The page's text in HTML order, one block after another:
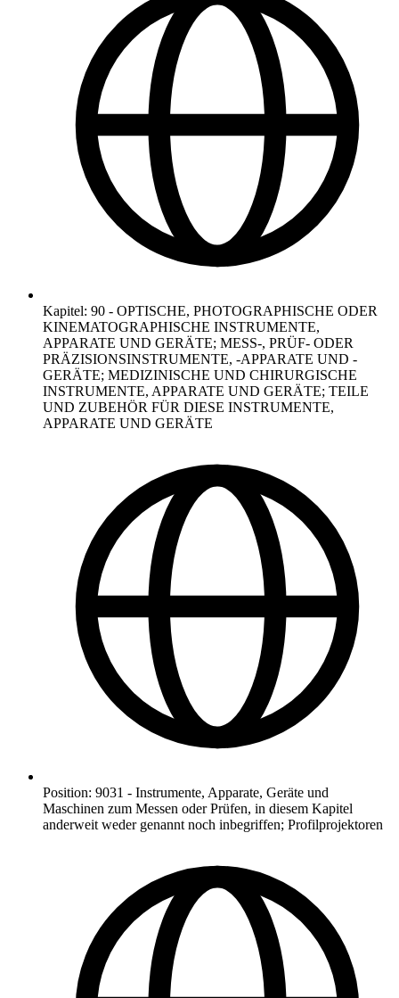
Kapitel: 90 - OPTISCHE, PHOTOGRAPHISCHE ODER
KINEMATOGRAPHISCHE INSTRUMENTE,
APPARATE UND GERÄTE; MESS-, PRÜF- ODER
PRÄZISIONSINSTRUMENTE, -APPARATE UND -
GERÄTE; MEDIZINISCHE UND CHIRURGISCHE
INSTRUMENTE, APPARATE UND GERÄTE; TEILE
UND ZUBEHÖR FÜR DIESE INSTRUMENTE,
APPARATE UND GERÄTE
Position: 9031 - Instrumente, Apparate, Geräte und
Maschinen zum Messen oder Prüfen, in diesem Kapitel
anderweit weder genannt noch inbegriffen; Profilprojektoren